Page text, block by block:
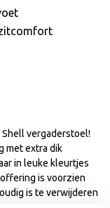
Shell vergaderstoel!
met extra dik
in leuke kleurtjes
is voorzien
is te verwijderen